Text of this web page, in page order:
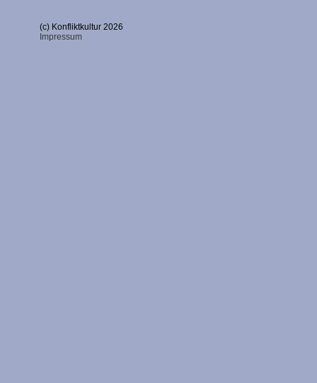
(c) Konfliktkultur 2026
Impressum